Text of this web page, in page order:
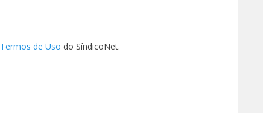
Termos de Uso do SíndicoNet.